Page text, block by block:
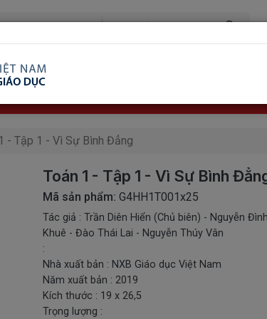
Ship COD Trên Toàn Quốc
- Tập 1 - Vì Sự Bình Đẳng
Toán 1 - Tập 1 - Vì Sự Bình
Mã sản phẩm: G4HH1T001x25
Tác giả : Trần Diên Hiển (Chủ biên) - Nguyễn Đình
Khuê - Đào Thái Lai - Nguyễn Thúy Vân
:
Nhà xuất bản : NXB Giáo dục Việt Nam
Năm xuất bản : 2019
Kích thước : 19 x 26,5
Trọng lượng :